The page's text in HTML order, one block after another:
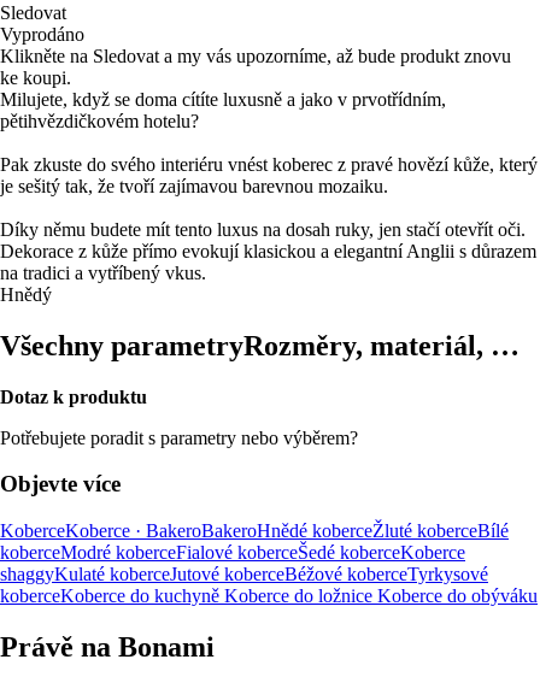
Sledovat
Vyprodáno
Klikněte na Sledovat a my vás upozorníme, až bude produkt znovu
ke koupi.
Milujete, když se doma cítíte luxusně a jako v prvotřídním,
pětihvězdičkovém hotelu?
Pak zkuste do svého interiéru vnést koberec z pravé hovězí kůže, který
je sešitý tak, že tvoří zajímavou barevnou mozaiku.
Díky němu budete mít tento luxus na dosah ruky, jen stačí otevřít oči.
Dekorace z kůže přímo evokují klasickou a elegantní Anglii s důrazem
na tradici a vytříbený vkus.
Hnědý
Všechny parametryRozměry, materiál, …
Dotaz k produktu
Potřebujete poradit s parametry nebo výběrem?
Objevte více
KoberceKoberce · BakeroBakeroHnědé koberceŽluté koberceBílé
koberceModré koberceFialové koberceŠedé koberceKoberce
shaggyKulaté koberceJutové koberceBéžové koberceTyrkysové
koberceKoberce do kuchyně Koberce do ložnice Koberce do obýváku
Právě na Bonami